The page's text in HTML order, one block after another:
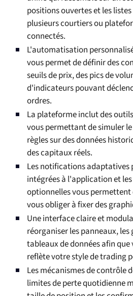
positions ouvertes et les
plusieurs courtiers ou
connectés.
L'automatisation
vous permet de définir des
seuils de prix, des pics de
d'indicateurs pouvant
ordres.
La plateforme inclut des
vous permettant de simuler
règles sur des données
des capitaux réels.
Les notifications adaptatives
intégrées à l'application et
optionnelles vous permettent
vous obliger à fixer des
Une interface claire et
réorganiser les panneaux, les
tableaux de données afin
reflète votre style de trading
Les mécanismes de contrôle
limites de perte quotidienne